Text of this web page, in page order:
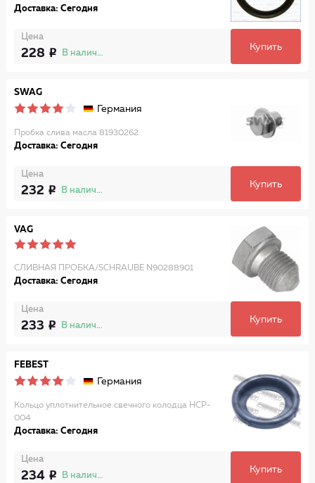
Доставка: Сегодня
Цена
228 В наличии
Купить
SWAG
Германия
Пробка слива масла 81930262
Доставка: Сегодня
Цена
232 В наличии
Купить
VAG
СЛИВНАЯ ПРОБКА/SCHRAUBE N90288901
Доставка: Сегодня
Цена
233 В наличии
Купить
FEBEST
Германия
Кольцо уплотнительное свечного колодца HCP-
004
Доставка: Сегодня
Цена
234 В наличии
Купить